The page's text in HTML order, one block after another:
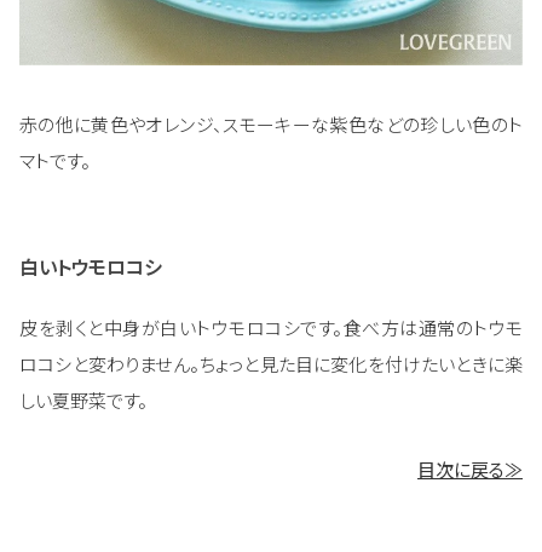
赤の他に黄色やオレンジ、スモーキーな紫色などの珍しい色のト
マトです。
白いトウモロコシ
皮を剥くと中身が白いトウモロコシです。食べ方は通常のトウモ
ロコシと変わりません。ちょっと見た目に変化を付けたいときに楽
しい夏野菜です。
目次に戻る≫